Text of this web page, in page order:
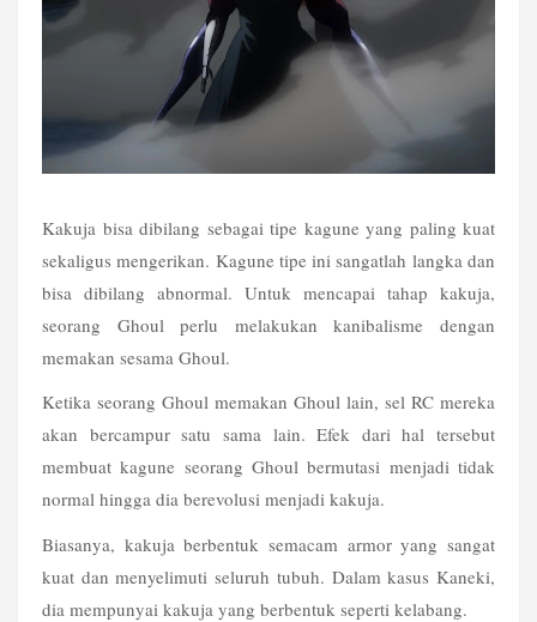
Kakuja bisa dibilang sebagai tipe kagune yang paling kuat
sekaligus mengerikan. Kagune tipe ini sangatlah langka dan
bisa dibilang abnormal. Untuk mencapai tahap kakuja,
seorang Ghoul perlu melakukan kanibalisme dengan
memakan sesama Ghoul.
Ketika seorang Ghoul memakan Ghoul lain, sel RC mereka
akan bercampur satu sama lain. Efek dari hal tersebut
membuat kagune seorang Ghoul bermutasi menjadi tidak
normal hingga dia berevolusi menjadi kakuja.
Biasanya, kakuja berbentuk semacam armor yang sangat
kuat dan menyelimuti seluruh tubuh. Dalam kasus Kaneki,
dia mempunyai kakuja yang berbentuk seperti kelabang.